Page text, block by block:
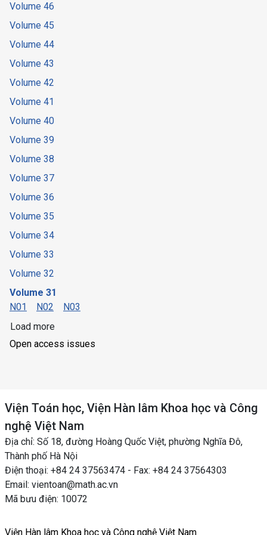
Volume 46
Volume 45
Volume 44
Volume 43
Volume 42
Volume 41
Volume 40
Volume 39
Volume 38
Volume 37
Volume 36
Volume 35
Volume 34
Volume 33
Volume 32
Volume 31
N01
N02
N03
Load more
Open access issues
Viện Toán học, Viện Hàn lâm Khoa học và Công
nghệ Việt Nam
Địa chỉ: Số 18, đường Hoàng Quốc Việt, phường Nghĩa Đô,
Thành phố Hà Nội
Điện thoại: +84 24 37563474 - Fax: +84 24 37564303
Email: vientoan@math.ac.vn
Mã bưu điện: 10072
Viện Hàn lâm Khoa học và Công nghệ Việt Nam